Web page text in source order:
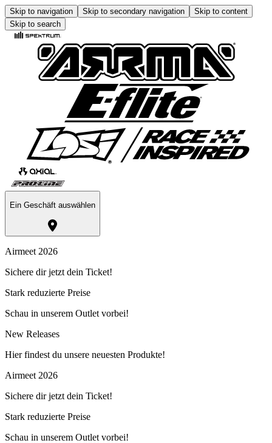
Skip to navigation Skip to secondary navigation
Skip to content
Skip to search
Ein Geschäft auswählen
Airmeet 2026
Sichere dir jetzt dein Ticket!
Stark reduzierte Preise
Schau in unserem Outlet vorbei!
New Releases
Hier findest du unsere neuesten Produkte!
Airmeet 2026
Sichere dir jetzt dein Ticket!
Stark reduzierte Preise
Schau in unserem Outlet vorbei!